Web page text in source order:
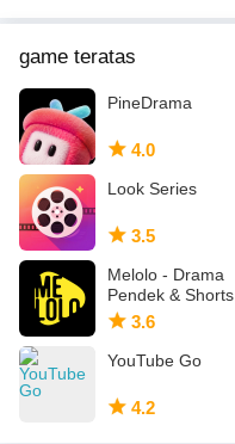
game teratas
PineDrama
4.0
Look Series
3.5
Melolo - Drama
Pendek & Shorts
3.6
YouTube Go
4.2